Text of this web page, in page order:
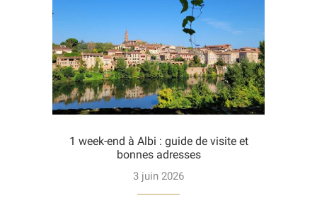
1 week-end à Albi : guide de visite et
bonnes adresses
3 juin 2026